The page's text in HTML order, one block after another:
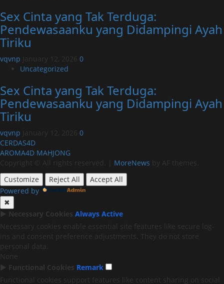
Sex Cinta yang Tak Terduga:
Pendewasaanku yang Didampingi Ayah
Tiriku
vqvnp January 12, 2026 0
Uncategorized
Sex Cinta yang Tak Terduga:
Pendewasaanku yang Didampingi Ayah
Tiriku
vqvnp January 12, 2026 0
CERDAS4D
AROMA4D MAHJONG
Copyright © All rights reserved.
MoreNews by AF themes.
Customize
Reject All
Accept All
Powered by
✖
► Necessary Cookies Always Active
Necessary cookies enable essential site features like secure log-
ins and consent preference adjustments. They do not store
personal data.
None
► Functional Cookies Remark
Functional cookies support features like content sharing on social